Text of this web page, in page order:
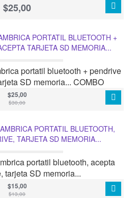
$25,00
PORTATIL BLUETOOTH +
TARJETA SD MEMORIA...
portatil bluetooth + pendrive
SD memoria... COMBO
$25,00
$30,00
PORTATIL BLUETOOTH,
TARJETA SD MEMORIA...
portatil bluetooth, acepta
tarjeta SD memoria...
$15,00
$13,00